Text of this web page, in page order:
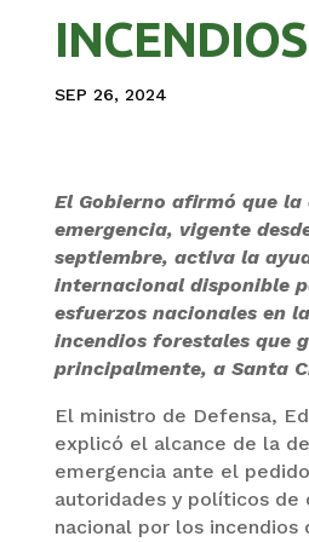
INCENDIOS
SEP 26, 2024
El Gobierno afirmó que
emergencia, vigente
septiembre, activa la
internacional disponible
esfuerzos nacionales en
incendios forestales que
principalmente, a Santa
El ministro de Defensa,
explicó el alcance de la
emergencia ante el
autoridades y políticos de
nacional por los incendios